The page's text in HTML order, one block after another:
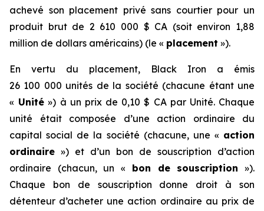
achevé son placement privé sans courtier pour un
produit brut de 2 610 000 $ CA (soit environ 1,88
million de dollars américains) (le « placement »).
En vertu du placement, Black Iron a émis
26 100 000 unités de la société (chacune étant une
« Unité ») à un prix de 0,10 $ CA par Unité. Chaque
unité était composée d’une action ordinaire du
capital social de la société (chacune, une « action
ordinaire ») et d’un bon de souscription d’action
ordinaire (chacun, un « bon de souscription »).
Chaque bon de souscription donne droit à son
détenteur d’acheter une action ordinaire au prix de